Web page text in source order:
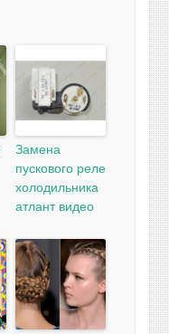
Замена
пускового реле
холодильника
атлант видео